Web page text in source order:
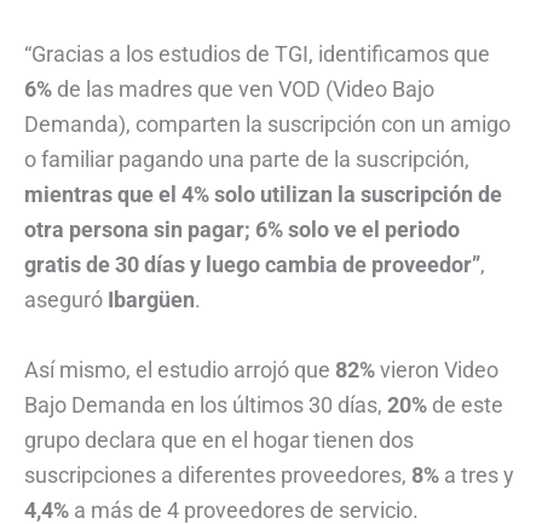
“Gracias a los estudios de TGI, identificamos que
6% de las madres que ven VOD (Video Bajo
Demanda), comparten la suscripción con un amigo
o familiar pagando una parte de la suscripción,
mientras que el 4% solo utilizan la suscripción de
otra persona sin pagar; 6% solo ve el periodo
gratis de 30 días y luego cambia de proveedor”,
aseguró Ibargüen.
Así mismo, el estudio arrojó que 82%vieron Video
Bajo Demanda en los últimos 30 días, 20% de este
grupo declara que en el hogar tienen dos
suscripciones a diferentes proveedores, 8% a tres y
4,4% a más de 4 proveedores de servicio.